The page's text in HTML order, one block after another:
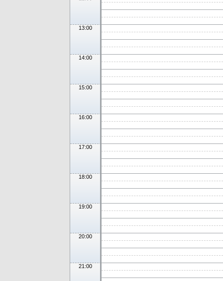
13:00
14:00
15:00
16:00
17:00
18:00
19:00
20:00
21:00